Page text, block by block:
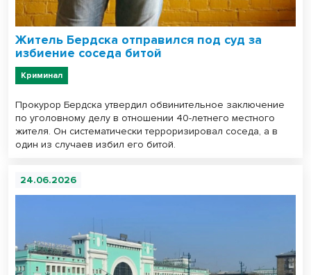
Житель Бердска отправился под суд за
избиение соседа битой
Криминал
Прокурор Бердска утвердил обвинительное заключение
по уголовному делу в отношении 40-летнего местного
жителя. Он систематически терроризировал соседа, а в
один из случаев избил его битой.
24.06.2026